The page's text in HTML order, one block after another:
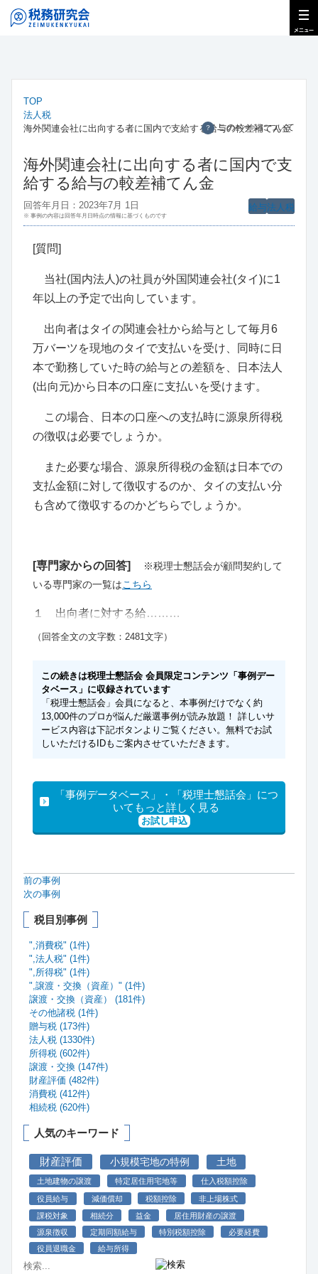
TOP
法人税
海外関連会社に出向する者に国内で支給する給与の較差補てん金
？ このページについて
海外関連会社に出向する者に国内で支
給する給与の較差補てん金
法人税
給与
回答年月日：2023年7月 1日
※ 事例の内容は回答年月日時点の情報に基づくものです
[質問]
当社(国内法人)の社員が外国関連会社(タイ)に1
年以上の予定で出向しています。
出向者はタイの関連会社から給与として毎月6
万バーツを現地のタイで支払いを受け、同時に日
本で勤務していた時の給与との差額を、日本法人
(出向元)から日本の口座に支払いを受けます。
この場合、日本の口座への支払時に源泉所得税
の徴収は必要でしょうか。
また必要な場合、源泉所得税の金額は日本での
支払金額に対して徴収するのか、タイの支払い分
も含めて徴収するのかどちらでしょうか。
[専門家からの回答]
※税理士懇話会が顧問契約して
いる専門家の一覧はこちら
１ 出向者に対する給………
（回答全文の文字数：2481文字）
この続きは税理士懇話会 会員限定コンテンツ「事例デー
タベース」に収録されています
「税理士懇話会」会員になると、本事例だけでなく約
13,000件のプロが悩んだ厳選事例が読み放題！ 詳しいサ
ービス内容は下記ボタンよりご覧ください。無料でお試
しいただけるIDもご案内させていただきます。
「事例データベース」・「税理士懇話会」につ
いてもっと詳しく見る
お試し申込
前の事例
次の事例
税目別事例
",消費税" (1件)
",法人税" (1件)
",所得税" (1件)
",譲渡・交換（資産）" (1件)
譲渡・交換（資産） (181件)
その他諸税 (1件)
贈与税 (173件)
法人税 (1330件)
所得税 (602件)
譲渡・交換 (147件)
財産評価 (482件)
消費税 (412件)
相続税 (620件)
人気のキーワード
財産評価 小規模宅地の特例 土地
土地建物の譲渡 特定居住用宅地等 仕入税額控除
役員給与 減価償却 税額控除
非上場株式
課税対象
相続分 益金
居住用財産の譲渡
源泉徴収
定期同額給与 特別税額控除
必要経費
役員退職金
給与所得